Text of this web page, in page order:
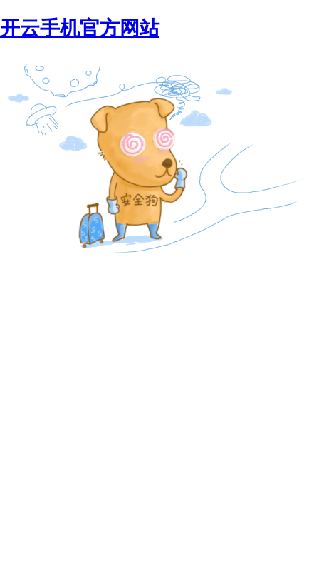
开云手机官方网站